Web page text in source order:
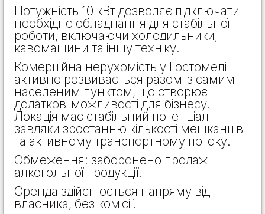
Потужність 10 кВт дозволяє підключати
необхідне обладнання для стабільної
роботи, включаючи холодильники,
кавомашини та іншу техніку.
Комерційна нерухомість у Гостомелі
активно розвивається разом із самим
населеним пунктом, що створює
додаткові можливості для бізнесу.
Локація має стабільний потенціал
завдяки зростанню кількості мешканців
та активному транспортному потоку.
Обмеження: заборонено продаж
алкогольної продукції.
Оренда здійснюється напряму від
власника, без комісії.